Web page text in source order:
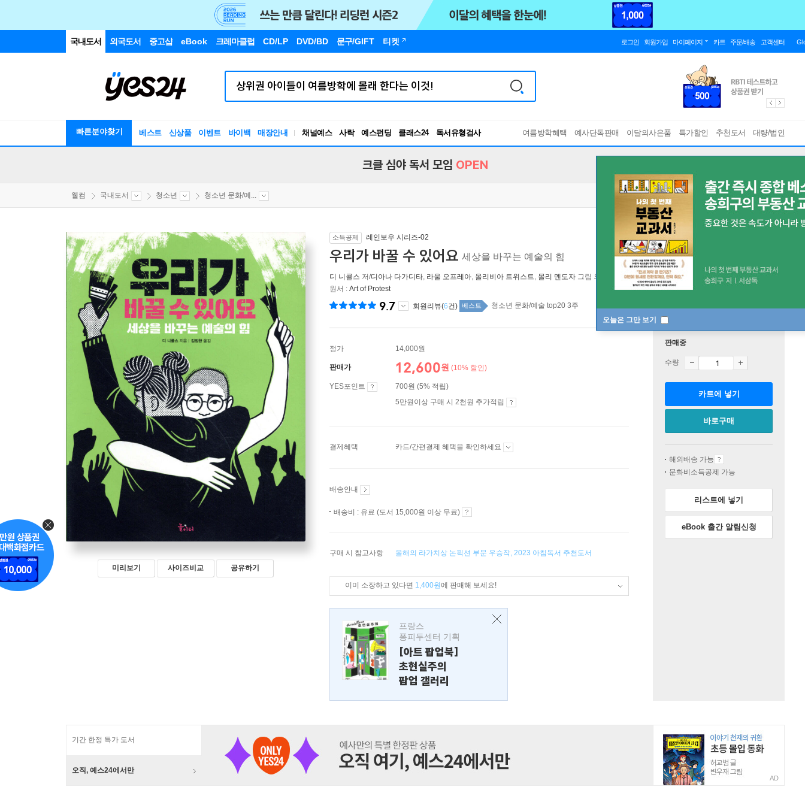
국내도서 외국도서 중고샵 eBook 크레마클럽 CD/LP DVD/BD 문구/GIFT 티켓 로그인 회원가입 마이페이지 카트 주문/배송 고객센터
빠른분야찾기 베스트 신상품 이벤트 바이백 매장안내 채널예스 사락 예스펀딩 클래스24
독서유형검사
RBTI Lab
여름방학혜택 예사단독판매 이달의사은품 특가할인 추천도서 대량/법인
오늘은 그만 보기
크클 심야 독서 모임 OPEN
웰컴 국내도서 청소년 청소년 문화/예...
미리보기 사이즈비교 공유하기
소득공제 레인보우 시리즈-02
우리가 바꿀 수 있어요 세상을 바꾸는 예술의 힘
디 니콜스 저/디아나 다가디타, 라울 오프레아, 올리비아 트위스트, 몰리 멘도자 그림 외 2명 놀이터
2022년 05월 16일
원서 : Art of Protest
9.7 회원리뷰(6건) 베스트 청소년 문화/예술 top20 3주
정가 14,000원
판매가 12,600원 (10% 할인)
YES포인트
700원 (5% 적립)
5만원이상 구매 시 2천원 추가적립
결제혜택 카드/간편결제 혜택을 확인하세요
배송안내
배송비 : 유료 (도서 15,000원 이상 무료)
구매 시 참고사항 올해의 라가치상 논픽션 부문 우승작, 2023 아침독서 추천도서
이미 소장하고 있다면 1,400원에 판매해 보세요!
프랑스
퐁피두센터 기획
[아트 팝업북]
초현실주의
팝업 갤러리
판매중
수량
카트에 넣기
바로구매
해외배송 가능
문화비소득공제 가능
리스트에 넣기
eBook 출간 알림신청
기간 한정 특가 도서
오직, 예스24에서만
AD